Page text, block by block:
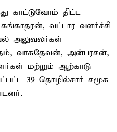
காட்டுவோம் திட்ட
வட்டார வளர்ச்சி
அலுவலர்கள்
வாசுதேவன், அன்பரசன்,
மற்றும் ஆற்காடு
39 தொழில்சார் சமூக